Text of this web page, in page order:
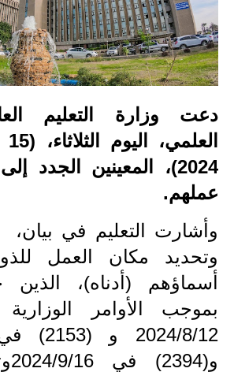
اخبار
الاخبار
الاخبار
الاخبار
اخبار
نتائج
المرحلة
المرحلة
دعت وزارة التعليم
2024)، المعينين الجدد
عملهم.
وأشارت التعليم في
وتحديد مكان العمل
أسماؤهم (أدناه)، الذين